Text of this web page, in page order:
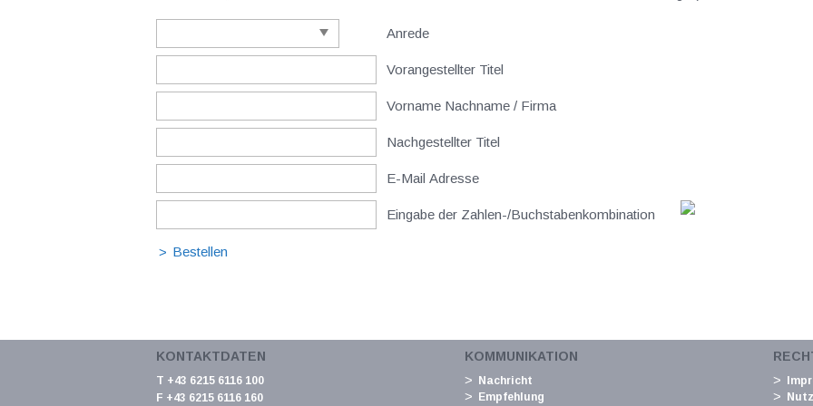
Anrede
Vorangestellter Titel
Vorname Nachname / Firma
Nachgestellter Titel
E-Mail Adresse
Eingabe der Zahlen-/Buchstabenkombination
KONTAKTDATEN
T +43 6215 6116 100
F +43 6215 6116 160
KOMMUNIKATION
Nachricht
Empfehlung